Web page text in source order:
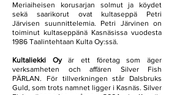
Meriaiheisen korusarjan solmut ja köydet
sekä saarikorut ovat kultaseppä Petri
Järvisen suunnittelemia. Petri Järvinen on
toiminut kultaseppänä Kasnäsissa vuodesta
1986 Taalintehtaan Kulta Oy:ssä.
Kultaliekki Oyär ett företag som äger
verksamheten och affären Silver Fish
PÄRLAN. För tillverkningen står Dalsbruks
Guld, som trots namnet ligger i Kasnäs. Silver